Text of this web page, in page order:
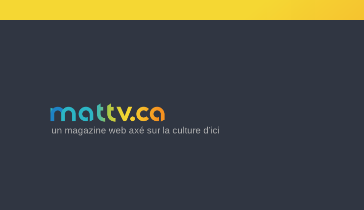
un magazine web axé sur la culture d’ici